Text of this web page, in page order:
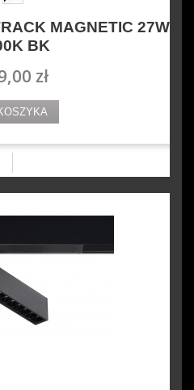
MAGNETIC 27W
BK
zł